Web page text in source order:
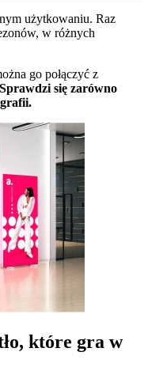
użytkowaniu. Raz
w różnych
go połączyć z
Sprawdzi się zarówno
które gra w